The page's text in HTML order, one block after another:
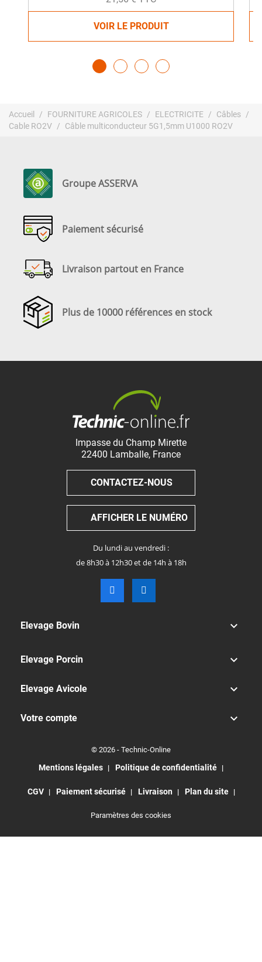
VOIR LE PRODUIT
Accueil FOURNITURE AGRICOLES ELECTRICITE
Câbles
Cable RO2V
Câble multiconducteur 5G1,5mm U1000 RO2V
Groupe ASSERVA
Paiement sécurisé
Livraison partout en France
Plus de 10000 références en stock
Impasse du Champ Mirette
22400 Lamballe, France
CONTACTEZ-NOUS
AFFICHER LE NUMÉRO
Du lundi au vendredi :
de 8h30 à 12h30 et de 14h à 18h
Elevage Bovin 
Elevage Porcin 
Elevage Avicole 
Votre compte 
© 2026 - Technic-Online
Mentions légales Politique de confidentialité
CGV Paiement sécurisé Livraison Plan du site
Paramètres des cookies